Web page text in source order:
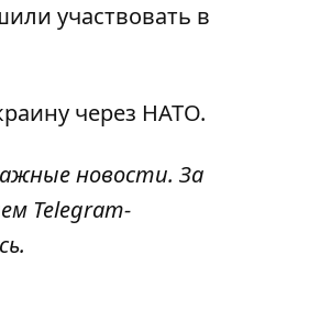
участвовать в
через НАТО.
новости. За
Telegram-
.